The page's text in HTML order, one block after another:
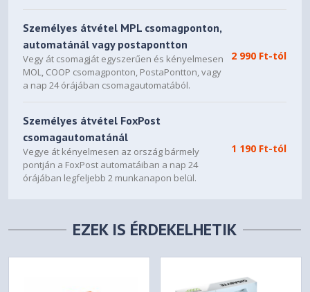
Személyes átvétel MPL csomagponton,
automatánál vagy postapontton
Vegy át csomagját egyszerűen és kényelmesen
MOL, COOP csomagponton, PostaPontton, vagy
a nap 24 órájában csomagautomatából.
2 990 Ft-tól
Személyes átvétel FoxPost
csomagautomatánál
Vegye át kényelmesen az ország bármely
pontján a FoxPost automatáiban a nap 24
órájában legfeljebb 2 munkanapon belül.
1 190 Ft-tól
EZEK IS ÉRDEKELHETIK